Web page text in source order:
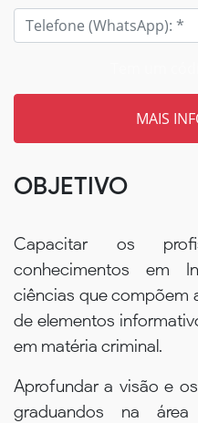
OBJETIVO
Capacitar os
conhecimentos em
ciências que compõem
de elementos
em matéria criminal.
Aprofundar a visão e
graduandos na área